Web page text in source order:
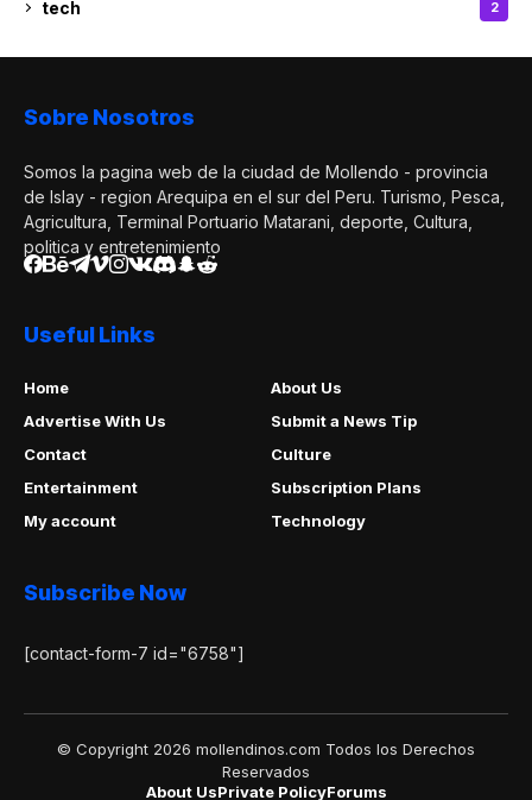
tech 2
Sobre Nosotros
Somos la pagina web de la ciudad de Mollendo - provincia
de Islay - region Arequipa en el sur del Peru. Turismo, Pesca,
Agricultura, Terminal Portuario Matarani, deporte, Cultura,
politica y entretenimiento
Useful Links
Home
About Us
Advertise With Us
Submit a News Tip
Contact
Culture
Entertainment
Subscription Plans
My account
Technology
Subscribe Now
[contact-form-7 id="6758"]
© Copyright 2026 mollendinos.com Todos los Derechos
Reservados
About UsPrivate PolicyForums